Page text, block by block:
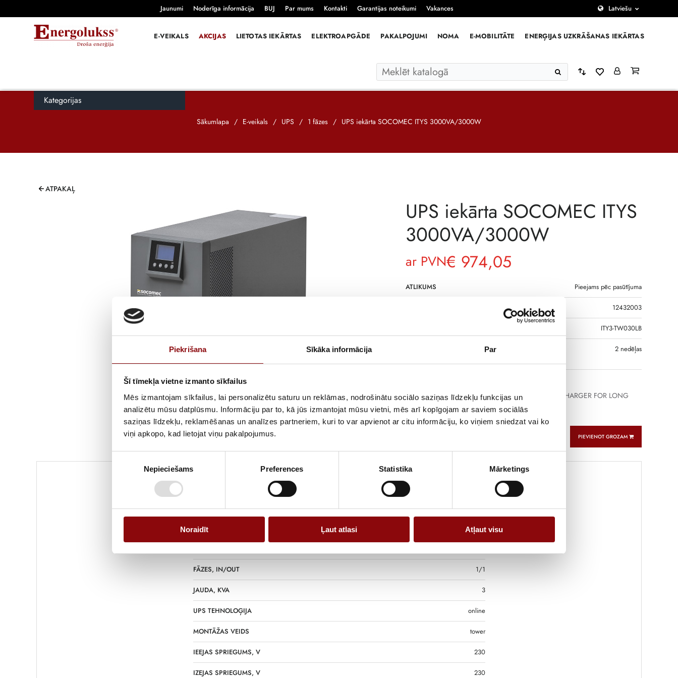
Piekrišana Sīkāka informācija Par
Šī tīmekļa vietne izmanto sīkfailus
Mēs izmantojam sīkfailus, lai personalizētu saturu un reklāmas, nodrošinātu sociālo saziņas līdzekļu funkcijas un
analizētu mūsu datplūsmu. Informāciju par to, kā jūs izmantojat mūsu vietni, mēs arī kopīgojam ar saviem sociālās
saziņas līdzekļu, reklamēšanas un analīzes partneriem, kuri to var apvienot ar citu informāciju, ko viņiem sniedzat vai ko
viņi apkopo, kad lietojat viņu pakalpojumus.
Nepieciešams Preferences Statistika Mārketings
Noraidīt Ļaut atlasi Atļaut visu
Jaunumi Noderīga informācija BUJ Par mums Kontakti Garantijas noteikumi Vakances Latviešu
E-VEIKALS AKCIJAS LIETOTAS IEKĀRTAS ELEKTROAPGĀDE PAKALPOJUMI NOMA E-MOBILITĀTE ENERĢIJAS UZKRĀŠANAS IEKĀRTAS
Kategorijas
Sākumlapa / E-veikals / UPS / 1 fāzes / UPS iekārta SOCOMEC ITYS 3000VA/3000W
ATPAKAĻ
UPS iekārta SOCOMEC ITYS
3000VA/3000W
€ 974,05
ar PVN
ATLIKUMS Pieejams pēc pasūtījuma
12432003
ITY3-TW030LB
PIEGĀDES LAIKS, JA PRECE NAV
2 nedēļas
ITYS 3000VA VFI UPS 1/1 PF=1 WITH POWERFUL CHARGER FOR LONG
AUTONOMY EXTERNAL BATTERY
PIEVIENOT GROZAM
SVARS 11 kg
IZMĒRI 19.2x42.8x32.3 cm
FĀZES, IN/OUT 1/1
JAUDA, KVA 3
UPS TEHNOLOĢIJA online
MONTĀŽAS VEIDS tower
IEEJAS SPRIEGUMS, V 230
IZEJAS SPRIEGUMS, V 230